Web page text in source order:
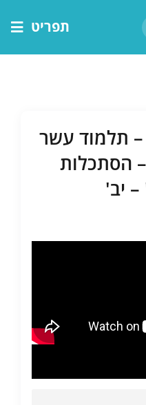
תפריט
שיעור יומי
מאמרים
תלמוד עשר
הסתכלות
יב'